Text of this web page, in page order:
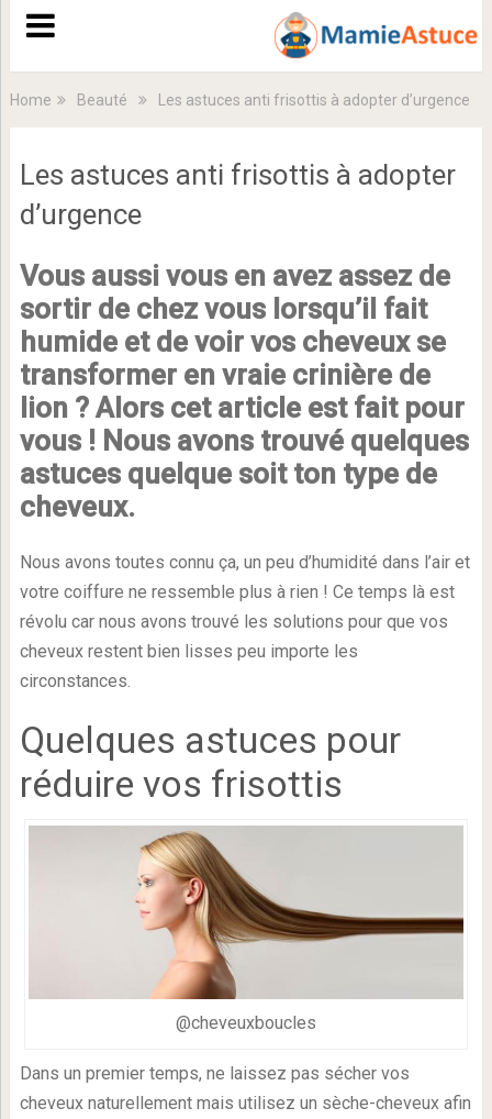
Home Beauté Les astuces anti frisottis à adopter d’urgence
Les astuces anti frisottis à adopter
d’urgence
Vous aussi vous en avez assez de
sortir de chez vous lorsqu’il fait
humide et de voir vos cheveux se
transformer en vraie crinière de
lion ? Alors cet article est fait pour
vous ! Nous avons trouvé quelques
astuces quelque soit ton type de
cheveux.
Nous avons toutes connu ça, un peu d’humidité dans l’air et
votre coiffure ne ressemble plus à rien ! Ce temps là est
révolu car nous avons trouvé les solutions pour que vos
cheveux restent bien lisses peu importe les
circonstances.
Quelques astuces pour
réduire vos frisottis
@cheveuxboucles
Dans un premier temps, ne laissez pas sécher vos
cheveux naturellement mais utilisez un sèche-cheveux afin